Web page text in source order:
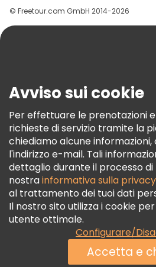
Aiuto
Termini E Condizioni
Informativa Sui Cookie
Freetour Premi
Programma Di Fidelizzazione
© Freetour.com GmbH 2014-2026
Avviso sui cookie
Per effettuare le prenotazioni
richieste di servizio tramite la
chiediamo alcune
l'indirizzo e-mail. Tali
dettaglio durante il processo
nostrainformativa sulla privacy
al trattamento dei tuoi dati
Il nostro sito utilizza i cookie
utente ottimale.
Configurare/
Accetta e